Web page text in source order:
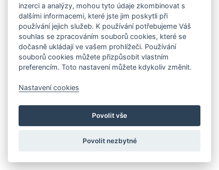
inzerci a analýzy, mohou tyto údaje zkombinovat s
dalšími informacemi, které jste jim poskytli při
používání jejich služeb. K používání potřebujeme Váš
souhlas se zpracováním souborů cookies, které se
dočasně ukládají ve vašem prohlížeči. Používání
souborů cookies můžete přizpůsobit vlastním
preferencím. Toto nastavení můžete kdykoliv změnit.
Nastavení cookies
Povolit vše
Povolit nezbytné